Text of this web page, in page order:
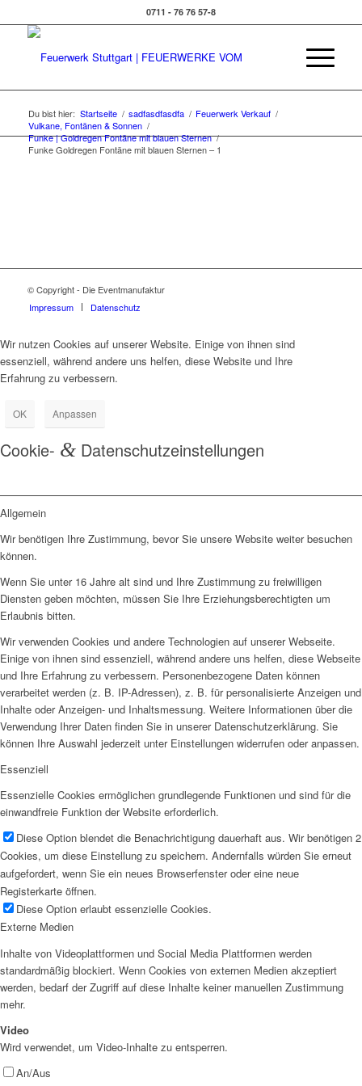
0711 - 76 76 57-8
Du bist hier: Startseite / sadfasdfasdfa / Feuerwerk Verkauf /
Vulkane, Fontänen & Sonnen /
Funke | Goldregen Fontäne mit blauen Sternen /
Funke Goldregen Fontäne mit blauen Sternen – 1
© Copyright - Die Eventmanufaktur
Impressum
Datenschutz
Wir nutzen Cookies auf unserer Website. Einige von ihnen sind
essenziell, während andere uns helfen, diese Website und Ihre
Erfahrung zu verbessern.
OK Anpassen
Cookie- & Datenschutzeinstellungen
Allgemein
Wir benötigen Ihre Zustimmung, bevor Sie unsere Website weiter besuchen
können.
Wenn Sie unter 16 Jahre alt sind und Ihre Zustimmung zu freiwilligen
Diensten geben möchten, müssen Sie Ihre Erziehungsberechtigten um
Erlaubnis bitten.
Wir verwenden Cookies und andere Technologien auf unserer Webseite.
Einige von ihnen sind essenziell, während andere uns helfen, diese Webseite
und Ihre Erfahrung zu verbessern. Personenbezogene Daten können
verarbeitet werden (z. B. IP-Adressen), z. B. für personalisierte Anzeigen und
Inhalte oder Anzeigen- und Inhaltsmessung. Weitere Informationen über die
Verwendung Ihrer Daten finden Sie in unserer Datenschutzerklärung. Sie
können Ihre Auswahl jederzeit unter Einstellungen widerrufen oder anpassen.
Essenziell
Essenzielle Cookies ermöglichen grundlegende Funktionen und sind für die
einwandfreie Funktion der Website erforderlich.
Diese Option blendet die Benachrichtigung dauerhaft aus. Wir benötigen 2
Cookies, um diese Einstellung zu speichern. Andernfalls würden Sie erneut
aufgefordert, wenn Sie ein neues Browserfenster oder eine neue
Registerkarte öffnen.
Diese Option erlaubt essenzielle Cookies.
Externe Medien
Inhalte von Videoplattformen und Social Media Plattformen werden
standardmäßig blockiert. Wenn Cookies von externen Medien akzeptiert
werden, bedarf der Zugriff auf diese Inhalte keiner manuellen Zustimmung
mehr.
Video
Wird verwendet, um Video-Inhalte zu entsperren.
An/Aus